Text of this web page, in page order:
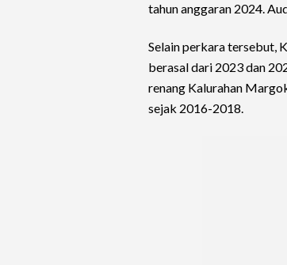
tahun anggaran 2024.
Selain perkara tersebut,
berasal dari 2023 dan
renang Kalurahan
sejak 2016-2018.